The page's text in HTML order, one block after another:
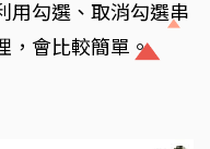
用勾選、取消勾選串
，會比較簡單。